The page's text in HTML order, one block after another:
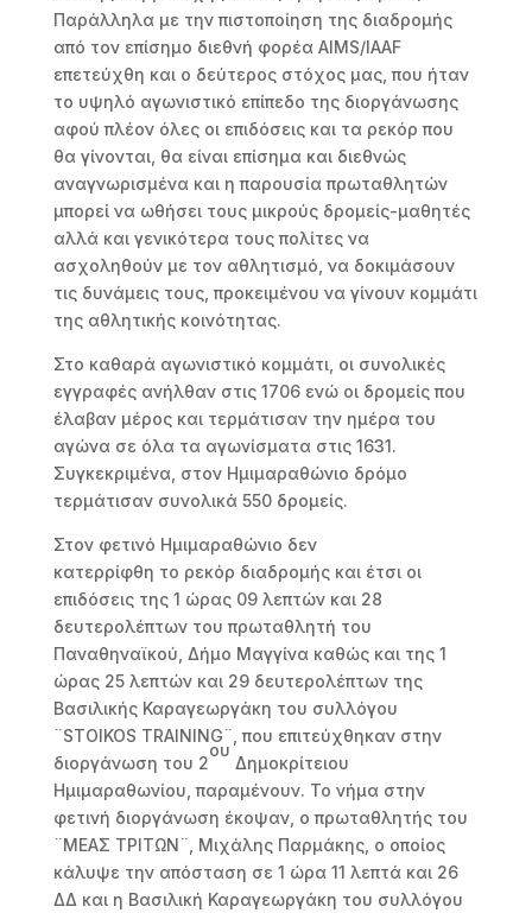
Παράλληλα με την πιστοποίηση της διαδρομής
από τον επίσημο διεθνή φορέα AIMS/IAAF
επετεύχθη και ο δεύτερος στόχος μας, που ήταν
το υψηλό αγωνιστικό επίπεδο της διοργάνωσης
αφού πλέον όλες οι επιδόσεις και τα ρεκόρ που
θα γίνονται, θα είναι επίσημα και διεθνώς
αναγνωρισμένα και η παρουσία πρωταθλητών
μπορεί να ωθήσει τους μικρούς δρομείς-μαθητές
αλλά και γενικότερα τους πολίτες να
ασχοληθούν με τον αθλητισμό, να δοκιμάσουν
τις δυνάμεις τους, προκειμένου να γίνουν κομμάτι
της αθλητικής κοινότητας.
Στο καθαρά αγωνιστικό κομμάτι, οι συνολικές
εγγραφές ανήλθαν στις 1706 ενώ οι δρομείς που
έλαβαν μέρος και τερμάτισαν την ημέρα του
αγώνα σε όλα τα αγωνίσματα στις 1631.
Συγκεκριμένα, στον Ημιμαραθώνιο δρόμο
τερμάτισαν συνολικά 550 δρομείς.
Στον φετινό Ημιμαραθώνιο δεν
κατερρίφθη το ρεκόρ διαδρομής και έτσι οι
επιδόσεις της 1 ώρας 09 λεπτών και 28
δευτερολέπτων του πρωταθλητή του
Παναθηναϊκού, Δήμο Μαγγίνα καθώς και της 1
ώρας 25 λεπτών και 29 δευτερολέπτων της
Βασιλικής Καραγεωργάκη του συλλόγου
¨STOIKOS TRAINING¨, που επιτεύχθηκαν στην
διοργάνωση του 2
ου
Δημοκρίτειου
Ημιμαραθωνίου, παραμένουν. Το νήμα στην
φετινή διοργάνωση έκοψαν, ο πρωταθλητής του
¨ΜΕΑΣ ΤΡΙΤΩΝ¨, Μιχάλης Παρμάκης, ο οποίος
κάλυψε την απόσταση σε 1 ώρα 11 λεπτά και 26
ΔΔ και η Βασιλική Καραγεωργάκη του συλλόγου